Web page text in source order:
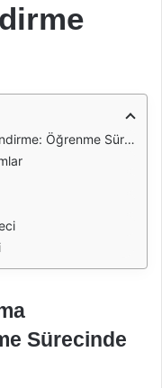
Sürecinde Bir Dönüm Noktası
Sürecinde